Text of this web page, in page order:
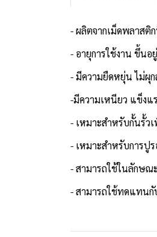
- ผลิตจากเม็ดพลาสติ
- อายุการใช้งาน ขึ้น
- มีความยืดหยุ่น ไม่ผุ
-มีความเหนียว แข็งแ
- เหมาะสำหรับกั้นรั้ว
- เหมาะสำหรับการ
- สามารถใช้ในลักษณ
- สามารถใช้ทดแทนกั